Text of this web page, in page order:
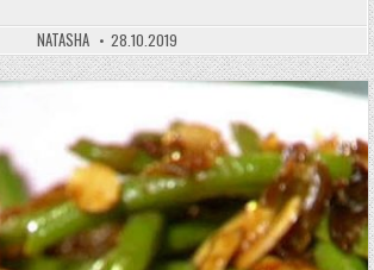
NATASHA 28.10.2019